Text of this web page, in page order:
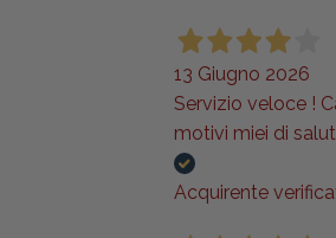
13 Giugno 2026
Servizio veloce !
motivi miei di
Acquirente